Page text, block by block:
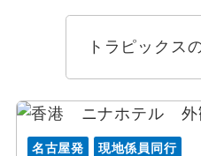
トラピックス
名古屋発 現地係員同行